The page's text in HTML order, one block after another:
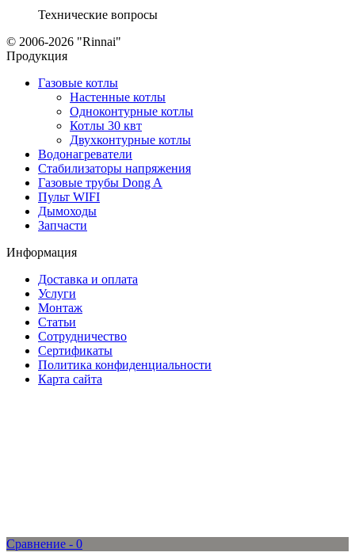
Технические вопросы
© 2006-2026 "Rinnai"
Продукция
Газовые котлы
Настенные котлы
Одноконтурные котлы
Котлы 30 квт
Двухконтурные котлы
Водонагреватели
Стабилизаторы напряжения
Газовые трубы Dong A
Пульт WIFI
Дымоходы
Запчасти
Информация
Доставка и оплата
Услуги
Монтаж
Статьи
Сотрудничество
Сертификаты
Политика конфиденциальности
Карта сайта
Сравнение - 0